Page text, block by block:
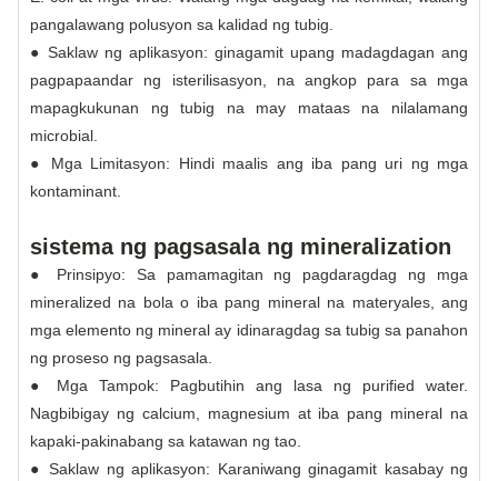
pangalawang polusyon sa kalidad ng tubig.
● Saklaw ng aplikasyon: ginagamit upang madagdagan ang
pagpapaandar ng isterilisasyon, na angkop para sa mga
mapagkukunan ng tubig na may mataas na nilalamang
microbial.
● Mga Limitasyon: Hindi maalis ang iba pang uri ng mga
kontaminant.
sistema ng pagsasala ng mineralization
● Prinsipyo: Sa pamamagitan ng pagdaragdag ng mga
mineralized na bola o iba pang mineral na materyales, ang
mga elemento ng mineral ay idinaragdag sa tubig sa panahon
ng proseso ng pagsasala.
● Mga Tampok: Pagbutihin ang lasa ng purified water.
Nagbibigay ng calcium, magnesium at iba pang mineral na
kapaki-pakinabang sa katawan ng tao.
● Saklaw ng aplikasyon: Karaniwang ginagamit kasabay ng